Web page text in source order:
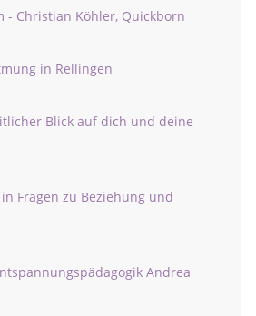
- Christian Köhler, Quickborn
in Rellingen
Blick auf dich und deine
Fragen zu Beziehung und
Andrea